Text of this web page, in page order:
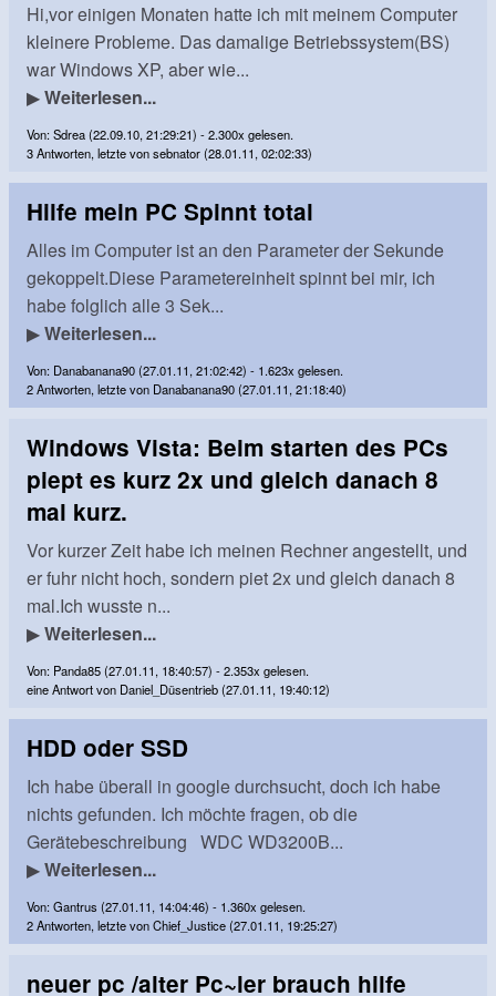
Hi,vor einigen Monaten hatte ich mit meinem Computer
kleinere Probleme. Das damalige Betriebssystem(BS)
war Windows XP, aber wie...
▶Weiterlesen...
Von: Sdrea (22.09.10, 21:29:21) - 2.300x gelesen.
3 Antworten, letzte von sebnator (28.01.11, 02:02:33)
Hilfe mein PC Spinnt total
Alles im Computer ist an den Parameter der Sekunde
gekoppelt.Diese Parametereinheit spinnt bei mir, ich
habe folglich alle 3 Sek...
▶Weiterlesen...
Von: Danabanana90 (27.01.11, 21:02:42) - 1.623x gelesen.
2 Antworten, letzte von Danabanana90 (27.01.11, 21:18:40)
Windows Vista: Beim starten des PCs
piept es kurz 2x und gleich danach 8
mal kurz.
Vor kurzer Zeit habe ich meinen Rechner angestellt, und
er fuhr nicht hoch, sondern piet 2x und gleich danach 8
mal.Ich wusste n...
▶Weiterlesen...
Von: Panda85 (27.01.11, 18:40:57) - 2.353x gelesen.
eine Antwort von Daniel_Düsentrieb (27.01.11, 19:40:12)
HDD oder SSD
Ich habe überall in google durchsucht, doch ich habe
nichts gefunden. Ich möchte fragen, ob die
Gerätebeschreibung WDC WD3200B...
▶Weiterlesen...
Von: Gantrus (27.01.11, 14:04:46) - 1.360x gelesen.
2 Antworten, letzte von Chief_Justice (27.01.11, 19:25:27)
neuer pc /alter Pc~ler brauch hilfe